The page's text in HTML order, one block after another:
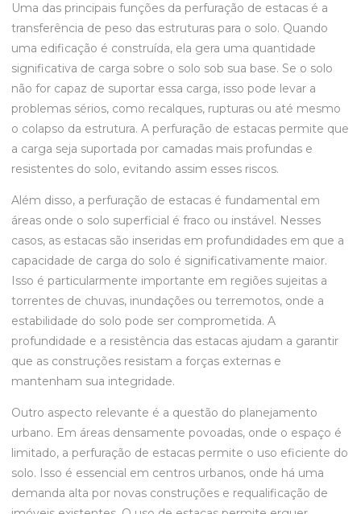
Uma das principais funções da perfuração de estacas é a
transferência de peso das estruturas para o solo. Quando
uma edificação é construída, ela gera uma quantidade
significativa de carga sobre o solo sob sua base. Se o solo
não for capaz de suportar essa carga, isso pode levar a
problemas sérios, como recalques, rupturas ou até mesmo
o colapso da estrutura. A perfuração de estacas permite que
a carga seja suportada por camadas mais profundas e
resistentes do solo, evitando assim esses riscos.
Além disso, a perfuração de estacas é fundamental em
áreas onde o solo superficial é fraco ou instável. Nesses
casos, as estacas são inseridas em profundidades em que a
capacidade de carga do solo é significativamente maior.
Isso é particularmente importante em regiões sujeitas a
torrentes de chuvas, inundações ou terremotos, onde a
estabilidade do solo pode ser comprometida. A
profundidade e a resistência das estacas ajudam a garantir
que as construções resistam a forças externas e
mantenham sua integridade.
Outro aspecto relevante é a questão do planejamento
urbano. Em áreas densamente povoadas, onde o espaço é
limitado, a perfuração de estacas permite o uso eficiente do
solo. Isso é essencial em centros urbanos, onde há uma
demanda alta por novas construções e requalificação de